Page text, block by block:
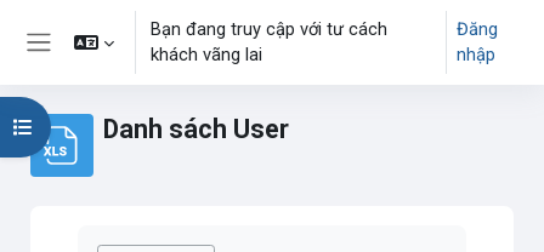
Chuyển tới nội dung chính
Bảng điều khiển cạnh
Bạn đang truy cập với tư cách
khách vãng lai
Đăng
nhập
Danh sách User
Mở chỉ số ngăn của khóa học